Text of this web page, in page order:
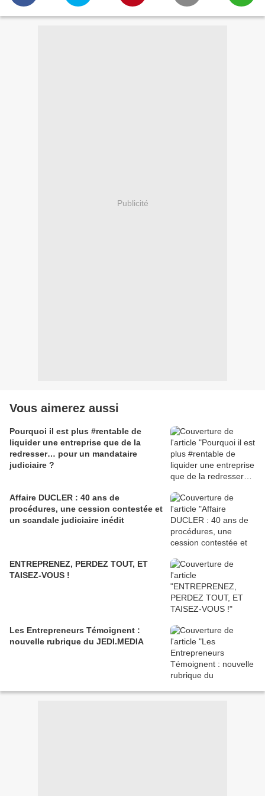
Publicité
Vous aimerez aussi
Pourquoi il est plus #rentable de
liquider une entreprise que de la
redresser… pour un mandataire
judiciaire ?
Affaire DUCLER : 40 ans de
procédures, une cession contestée et
un scandale judiciaire inédit
ENTREPRENEZ, PERDEZ TOUT, ET
TAISEZ-VOUS !
Les Entrepreneurs Témoignent :
nouvelle rubrique du JEDI.MEDIA